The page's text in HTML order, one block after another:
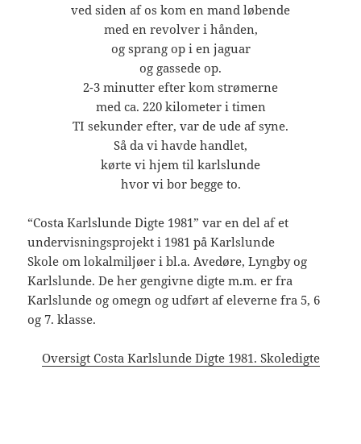
ved siden af os kom en mand løbende
med en revolver i hånden,
og sprang op i en jaguar
og gassede op.
2-3 minutter efter kom strømerne
med ca. 220 kilometer i timen
TI sekunder efter, var de ude af syne.
Så da vi havde handlet,
kørte vi hjem til karlslunde
hvor vi bor begge to.
“Costa Karlslunde Digte 1981” var en del af et
undervisningsprojekt i 1981 på Karlslunde
Skole om lokalmiljøer i bl.a. Avedøre, Lyngby og
Karlslunde. De her gengivne digte m.m. er fra
Karlslunde og omegn og udført af eleverne fra 5, 6
og 7. klasse.
Oversigt Costa Karlslunde Digte 1981. Skoledigte